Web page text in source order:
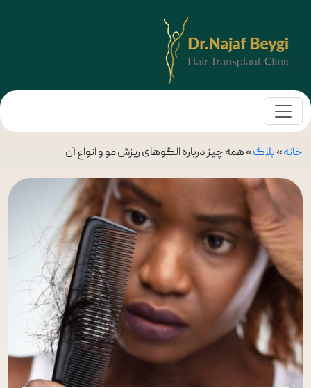
خانه»بلاگ»همه چیز درباره الگوهای ریزش مو و انواع آن